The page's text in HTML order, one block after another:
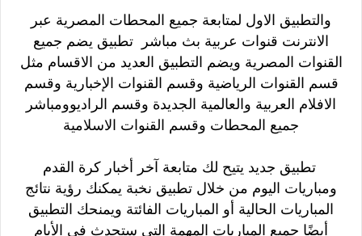
والتطبيق الاول لمتابعة جميع المحطات المصرية عبر
الانترنت قنوات عربية بث مباشر تطبيق يضم جميع
القنوات المصرية ويضم التطبيق العديد من الاقسام مثل
قسم القنوات الرياضية وقسم القنوات الإخبارية وقسم
الافلام العربية والعالمية الجديدة وقسم الراديوومباشر
جميع المحطات وقسم القنوات الاسلامية
تطبيق جديد يتيح لك متابعة آخر أخبار كرة القدم
ومباريات اليوم من خلال تطبيق نخبة يمكنك رؤية نتائج
المباريات الحالية أو المباريات الفائتة ويمنحك التطبيق
أيضًا جميع المباريات المهمة التي ستحدث في الأيام